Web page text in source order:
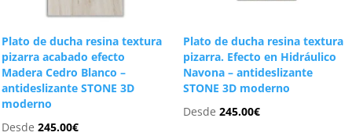
Plato de ducha resina textura
pizarra acabado efecto
Madera Cedro Blanco –
antideslizante STONE 3D
moderno
Desde245.00€
Plato de ducha resina textura
pizarra. Efecto en Hidráulico
Navona – antideslizante
STONE 3D moderno
Desde 245.00€